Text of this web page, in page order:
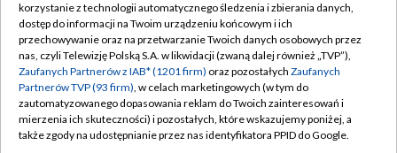
Abonament TVP
Sklep TVP
Biuro Reklamy
Oferta Handlowa
Telegazeta ogłoszenia
Regulamin TVP
Polityka prywatności
Moje zgody
Biuro reklamy
Kontakt
korzystanie z technologii automatycznego śledzenia i zbierania danych,
dostęp do informacji na Twoim urządzeniu końcowym i ich
przechowywanie oraz na przetwarzanie Twoich danych osobowych przez
nas, czyli Telewizję Polską S.A. w likwidacji (zwaną dalej również „TVP”),
Zaufanych Partnerów z IAB* (1201 firm) oraz pozostałych Zaufanych
Partnerów TVP (93 firm), w celach marketingowych (w tym do
zautomatyzowanego dopasowania reklam do Twoich zainteresowań i
mierzenia ich skuteczności) i pozostałych, które wskazujemy poniżej, a
także zgody na udostępnianie przez nas identyfikatora PPID do Google.